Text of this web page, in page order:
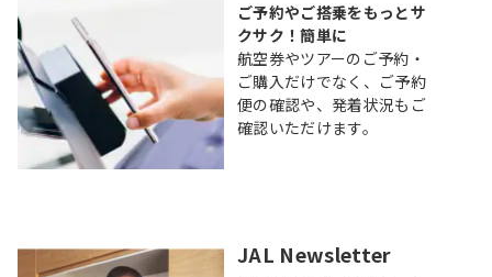
ご予約やご搭乗をもっとサ
クサク！簡単に
航空券やツアーのご予約・
ご購入だけでなく、ご予約
便の確認や、発着状況もご
確認いただけます。
JAL Newsletter